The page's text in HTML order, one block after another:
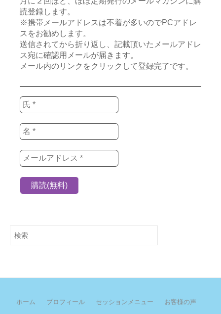
読登録します。
※携帯メールアドレスは不着が多いのでPCアドレ
スをお勧めします。
送信されてから折り返し、記載頂いたメールアドレ
ス宛に確認用メールが届きます。
メール内のリンクをクリックして登録完了です。
検
ホーム プロフィール セッションメニュー お客様の声